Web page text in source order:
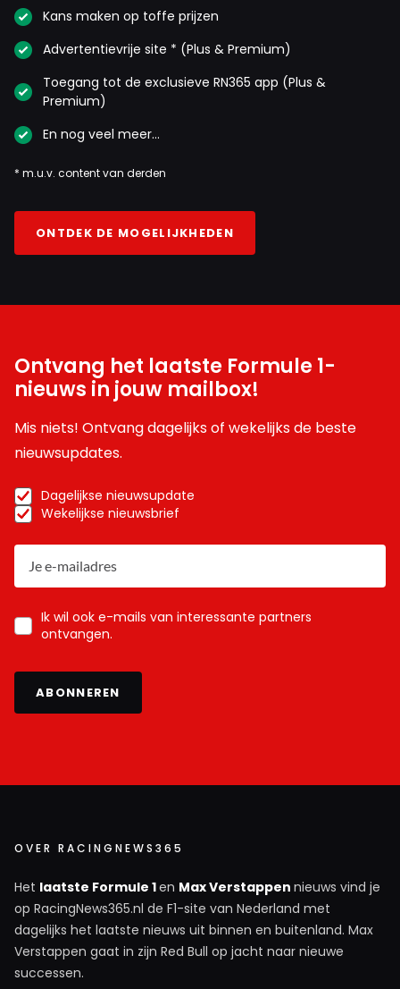
Kans maken op toffe prijzen
Advertentievrije site * (Plus & Premium)
Toegang tot de exclusieve RN365 app (Plus &
Premium)
En nog veel meer…
* m.u.v. content van derden
ONTDEK DE MOGELIJKHEDEN
Ontvang het laatste Formule 1-
nieuws in jouw mailbox!
Mis niets! Ontvang dagelijks of wekelijks de beste
nieuwsupdates.
Dagelijkse nieuwsupdate
Wekelijkse nieuwsbrief
Ik wil ook e-mails van interessante partners
ontvangen.
ABONNEREN
OVER RACINGNEWS365
Het laatste Formule 1en Max Verstappen nieuws vind je
op RacingNews365.nl de F1-site van Nederland met
dagelijks het laatste nieuws uit binnen en buitenland. Max
Verstappen gaat in zijn Red Bull op jacht naar nieuwe
successen.